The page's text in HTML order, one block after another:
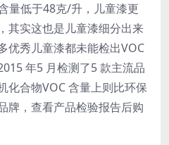
量低于48克/升，儿童漆更
其实这也是儿童漆细分出来
优秀儿童漆都未能检出VOC
年5 月检测了5 款主流品
化合物VOC 含量上则比环保
牌，查看产品检验报告后购